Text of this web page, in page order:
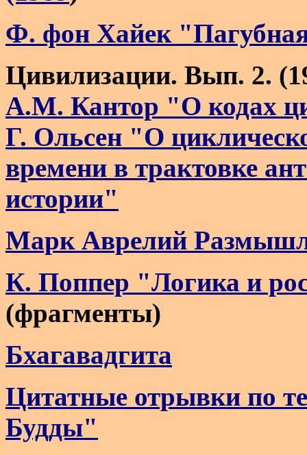
Ф. фон Хайек
Цивилизации. Вып. 2.
А.М. Кантор "О кодах
Г. Ольсен "О
времени в трактовке
истории"
Марк Аврелий
К. Поппер "Логика и
(фрагменты)
Бхагавадгита
Цитатные отрывки по
Будды"